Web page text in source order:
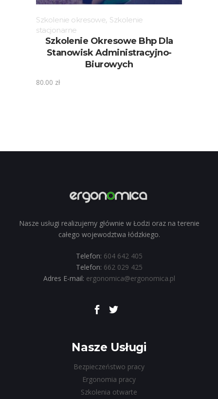
Szkolenie okresowe, Szkolenie
stacjonarne
Szkolenie Okresowe Bhp Dla
Stanowisk Administracyjno-
Biurowych
80.00 zł
Nasze usługi realizujemy głównie w Łodzi oraz na terenie
całego wojewodztwa łódzkiego.
Telefon: 604 642 405
Telefon: 662 029 425
Adres E-mail: ergonomica@ergonomica.pl
Nasze Usługi
Bezpieczeństwo pracy
Ergonomia pracy
Szkolenia otwarte